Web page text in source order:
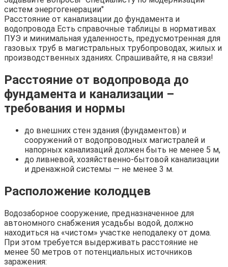
систем энергогенерации"
Расстояние от канализации до фундамента и
водопровода Есть справочные таблицы в нормативах
ПУЭ и минимальная удаленность, предусмотренная для
газовых труб в магистральных трубопроводах, жилых и
производственных зданиях. Спрашивайте, я на связи!
Расстояние от водопровода до
фундамента и канализации –
требования и нормы
до внешних стен здания (фундаментов) и
сооружений от водопроводных магистралей и
напорных канализаций должен быть не менее 5 м,
до ливневой, хозяйственно-бытовой канализации
и дренажной системы — не менее 3 м.
Расположение колодцев
Водозаборное сооружение, предназначенное для
автономного снабжения усадьбы водой, должно
находиться на «чистом» участке неподалеку от дома.
При этом требуется выдерживать расстояние не
менее 50 метров от потенциальных источников
заражения: